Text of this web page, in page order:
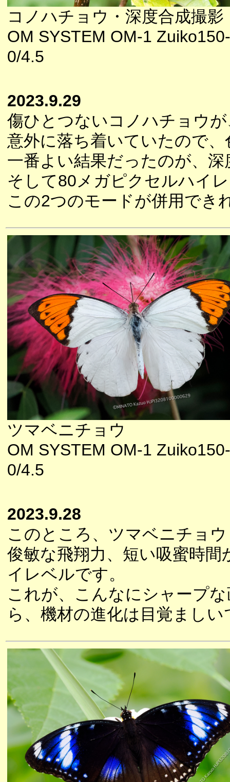
コノハチョウ・深度合成撮影
OM SYSTEM OM-1
0/4.5
2023.9.29
傷ひとつないコノハチョウ
意外に落ち着いていたので
一番よい結果だったのが、
そして80メガピクセルハイ
この2つのモードが併用でき
ツマベニチョウ
OM SYSTEM OM-1
0/4.5
2023.9.28
このところ、ツマベニチョ
俊敏な飛翔力、短い吸蜜時
イレベルです。
これが、こんなにシャープ
ら、機材の進化は目覚ましい